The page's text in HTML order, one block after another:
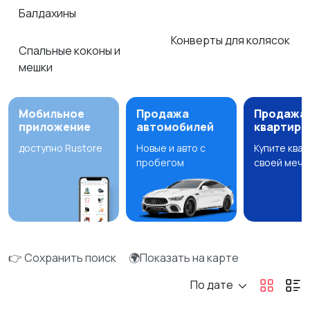
Балдахины
Спальные коконы и
мешки
Конверты для колясок
Мобильное
приложение
доступно Rustore
Продажа
автомобилей
Новые и авто с
пробегом
Продажа
квартир
Купите
своей
👉 Сохранить поиск
🌍Показать на карте
По дате